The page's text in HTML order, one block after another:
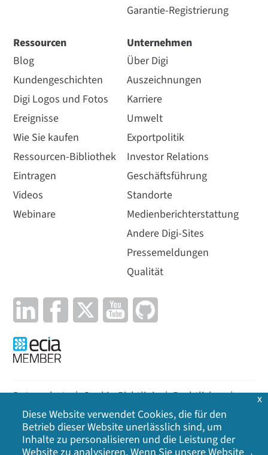
Garantie-Registrierung
Ressourcen
Blog
Kundengeschichten
Digi Logos und Fotos
Ereignisse
Wie Sie kaufen
Ressourcen-Bibliothek
Eintragen
Videos
Webinare
Unternehmen
Über Digi
Auszeichnungen
Karriere
Umwelt
Exportpolitik
Investor Relations
Geschäftsführung
Standorte
Medienberichterstattung
Andere Digi-Sites
Pressemeldungen
Qualität
Datenschutz | Cookie-Richtlinie | Rechtliches |
Lageplan
©2026Digi International Inc. Alle Rechte
Diese Website verwendet Cookies, die für den
Betrieb dieser Website unerlässlich sind, um
Inhalte zu personalisieren und die Leistung der
x